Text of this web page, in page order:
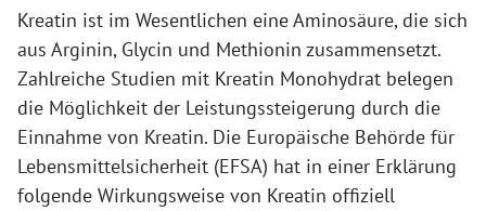
Kreatin ist im Wesentlichen eine Aminosäure, die sich
aus Arginin, Glycin und Methionin zusammensetzt.
Zahlreiche Studien mit Kreatin Monohydrat belegen
die Möglichkeit der Leistungssteigerung durch die
Einnahme von Kreatin. Die Europäische Behörde für
Lebensmittelsicherheit (EFSA) hat in einer Erklärung
folgende Wirkungsweise von Kreatin offiziell